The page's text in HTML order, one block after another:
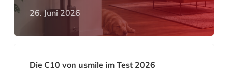
26. Juni 2026
Die C10 von usmile im Test 2026